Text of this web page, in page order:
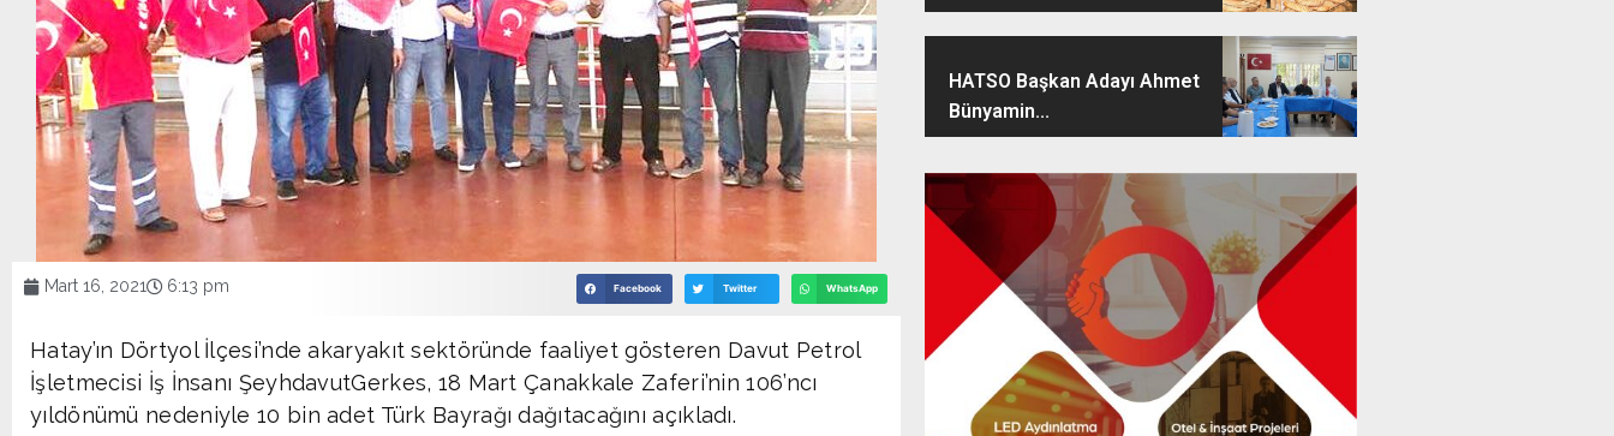
Mart 16, 2021 6:13 pm Facebook Twitter WhatsApp
Hatay’ın Dörtyol İlçesi’nde akaryakıt sektöründe faaliyet gösteren Davut Petrol
İşletmecisi İş İnsanı ŞeyhdavutGerkes, 18 Mart Çanakkale Zaferi’nin 106’ncı
yıldönümü nedeniyle 10 bin adet Türk Bayrağı dağıtacağını açıkladı.
HATSO Başkan Adayı Ahmet
Bünyamin...